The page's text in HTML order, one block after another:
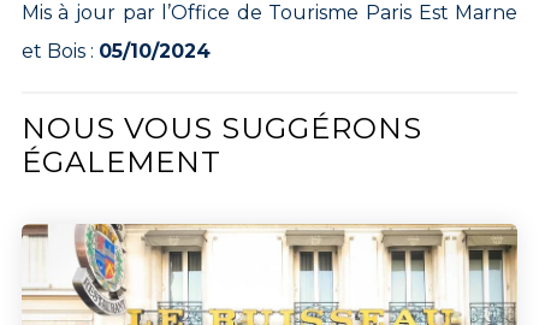
Mis à jour par l’Office de Tourisme Paris Est Marne
et Bois : 05/10/2024
NOUS VOUS SUGGÉRONS
ÉGALEMENT